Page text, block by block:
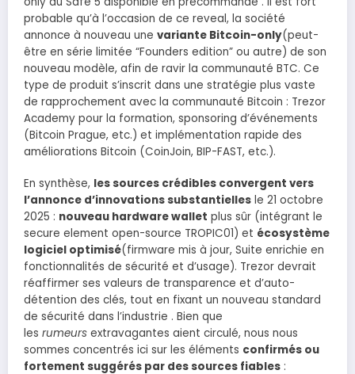
probable qu’à l’occasion de ce reveal, la société
annonce à nouveau une variante Bitcoin-only(peut-
être en série limitée “Founders edition” ou autre) de son
nouveau modèle, afin de ravir la communauté BTC. Ce
type de produit s’inscrit dans une stratégie plus vaste
de rapprochement avec la communauté Bitcoin : Trezor
Academy pour la formation, sponsoring d’événements
(Bitcoin Prague, etc.) et implémentation rapide des
améliorations Bitcoin (CoinJoin, BIP-FAST, etc.).
En synthèse, les sources crédibles convergent vers
l’annonce d’innovations substantielles le 21 octobre
2025 : nouveau hardware wallet plus sûr (intégrant le
secure element open-source TROPIC01) et écosystème
logiciel optimisé(firmware mis à jour, Suite enrichie en
fonctionnalités de sécurité et d’usage). Trezor devrait
réaffirmer ses valeurs de transparence et d’auto-
détention des clés, tout en fixant un nouveau standard
de sécurité dans l’industrie . Bien que
les rumeurs extravagantes aient circulé, nous nous
sommes concentrés ici sur les éléments confirmés ou
fortement suggérés par des sources fiables :